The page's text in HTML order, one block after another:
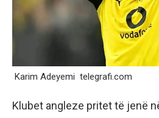
Karim Adeyemi telegrafi.com
Klubet angleze pritet të jenë